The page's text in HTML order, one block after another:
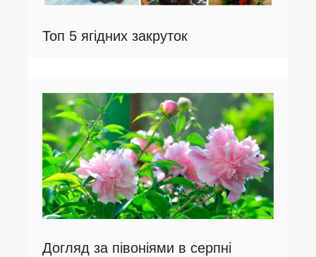
Топ 5 ягідних закруток
Догляд за півоніями в серпні